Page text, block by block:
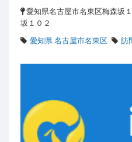
愛知県名古屋市名東区梅森坂
坂１０２
愛知県 名古屋市名東区
訪